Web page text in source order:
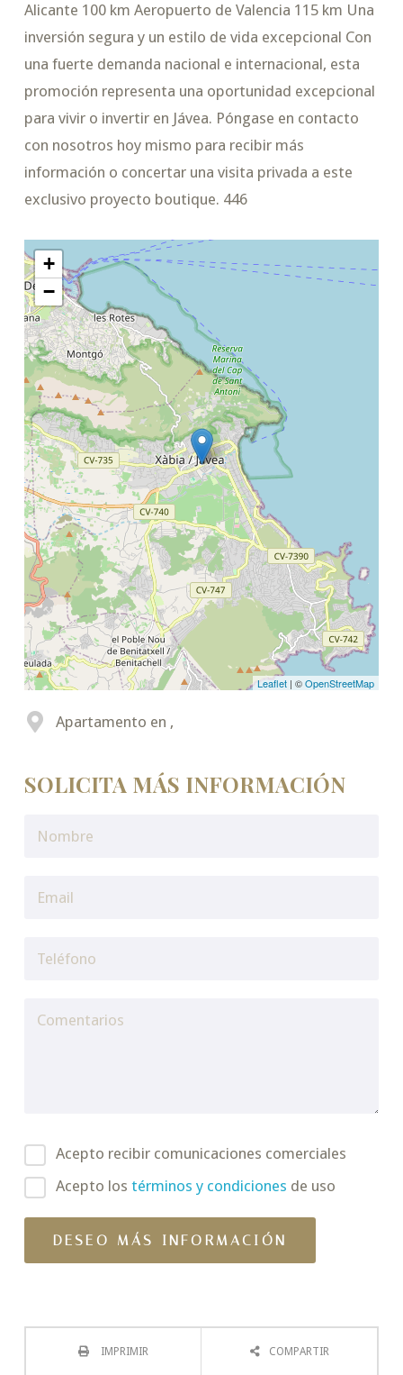
Alicante 100 km Aeropuerto de Valencia 115 km Una
inversión segura y un estilo de vida excepcional Con
una fuerte demanda nacional e internacional, esta
promoción representa una oportunidad excepcional
para vivir o invertir en Jávea. Póngase en contacto
con nosotros hoy mismo para recibir más
información o concertar una visita privada a este
exclusivo proyecto boutique. 446
+
−
Leaflet | ©OpenStreetMap
Apartamento en ,
SOLICITA MÁS INFORMACIÓN
Acepto recibir comunicaciones comerciales
Acepto los términos y condiciones de uso
IMPRIMIR COMPARTIR